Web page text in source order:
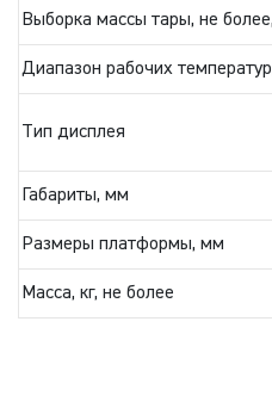
Выборка массы тары, не
Диапазон рабочих
Тип дисплея
Габариты, мм
Размеры платформы, мм
Масса, кг, не более